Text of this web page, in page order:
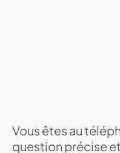
Vous êtes au
question précise